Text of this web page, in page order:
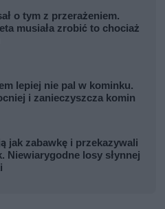
o tym z przerażeniem.
musiała zrobić to chociaż
lepiej nie pal w kominku.
i zanieczyszcza komin
jak zabawkę i przekazywali
Niewiarygodne losy słynnej